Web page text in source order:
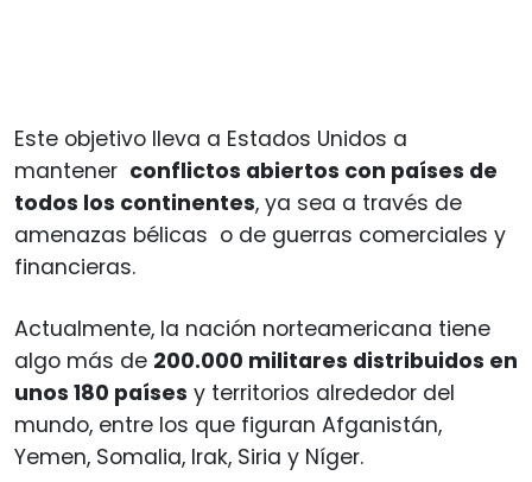
Este objetivo lleva a Estados Unidos a
mantener conflictos abiertos con países de
todos los continentes, ya sea a través de
amenazas bélicas o de guerras comerciales y
financieras.
Actualmente, la nación norteamericana tiene
algo más de 200.000 militares distribuidos en
unos 180 países y territorios alrededor del
mundo, entre los que figuran Afganistán,
Yemen, Somalia, Irak, Siria y Níger.